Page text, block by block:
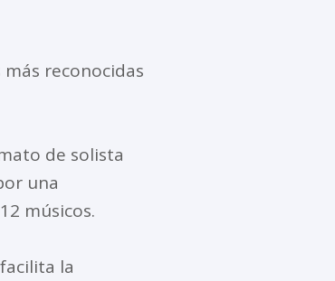
reconocidas
de solista
una
músicos.
la